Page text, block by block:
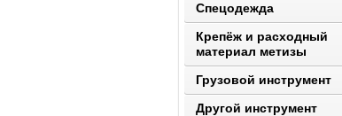
Спецодежда
Крепёж и расходный
материал метизы
Грузовой инструмент
Другой инструмент